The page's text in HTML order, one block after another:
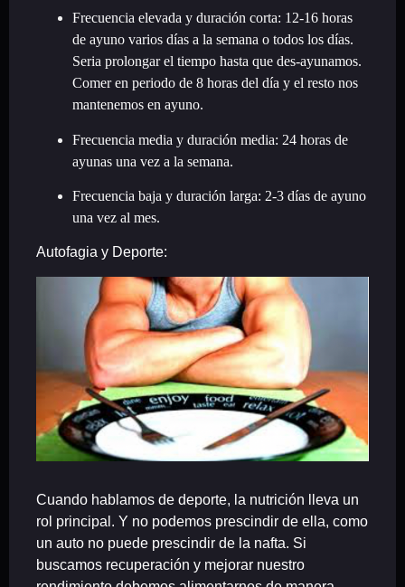
Frecuencia elevada y duración corta: 12-16 horas
de ayuno varios días a la semana o todos los días.
Seria prolongar el tiempo hasta que des-ayunamos.
Comer en periodo de 8 horas del día y el resto nos
mantenemos en ayuno.
Frecuencia media y duración media: 24 horas de
ayunas una vez a la semana.
Frecuencia baja y duración larga: 2-3 días de ayuno
una vez al mes.
Autofagia y Deporte:
Cuando hablamos de deporte, la nutrición lleva un
rol principal. Y no podemos prescindir de ella, como
un auto no puede prescindir de la nafta. Si
buscamos recuperación y mejorar nuestro